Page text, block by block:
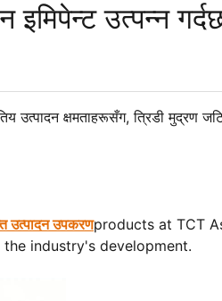
उत्पन्न
उत्पादन क्षमताहरूसँग, त्रिडी मुद्रण
उत्पादन उपकरणproducts at TCT
industry's development.